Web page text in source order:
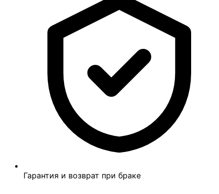
Гарантия и возврат при браке